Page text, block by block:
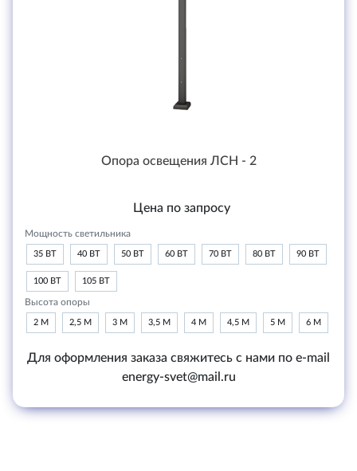
Опора освещения ЛСН - 2
Цена по запросу
Мощность светильника
35 ВТ 40 ВТ 50 ВТ 60 ВТ 70 ВТ 80 ВТ 90 ВТ
100 ВТ 105 ВТ
Высота опоры
2 М 2,5 М 3 М 3,5 М 4 М 4,5 М 5 М 6 М
Для оформления заказа свяжитесь с нами по e-mail
energy-svet@mail.ru